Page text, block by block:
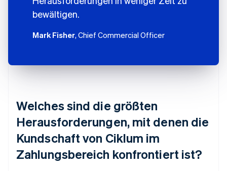
bewältigen.
Mark Fisher, Chief Commercial Officer
Welches sind die größten
Herausforderungen, mit denen die
Kundschaft von Ciklum im
Zahlungsbereich konfrontiert ist?